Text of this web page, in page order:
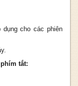
cho các phiên
tắt: